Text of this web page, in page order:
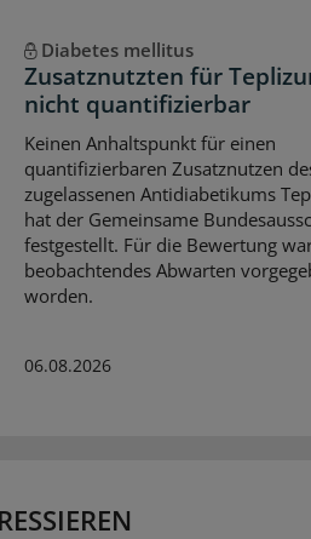
Diabetes mellitus
Zusatznutzten für
nicht quantifizierbar
Keinen Anhaltspunkt für einen
quantifizierbaren Zusatznutzen
zugelassenen Antidiabetikums
hat der Gemeinsame
festgestellt. Für die Bewertung
beobachtendes Abwarten
worden.
06.08.2026